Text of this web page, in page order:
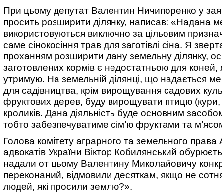
При цьому депутат Валентин Ничипоренко у
просить розширити ділянку, написав: «Надана
використовуються виключно за цільовим
саме сінокосіння трав для заготівлі сіна. Я
проханням розширити дану земельну ділянку,
заготовлених кормів є недостатньою для коней,
утримую. На земельній ділянці, що надається
для садівництва, крім вирощування садових
фруктових дерев, буду вирощувати птицю (кури,
кроликів. Дана діяльність буде основним
тобто забезпечуватиме сім’ю фруктами та
Голова комітету аграрного та земельного права
адвокатів України Віктор Кобилянський
надали от цьому Валентину Миколайовичу
переконаний, відмовили десяткам, якщо не
людей, які просили землю?».